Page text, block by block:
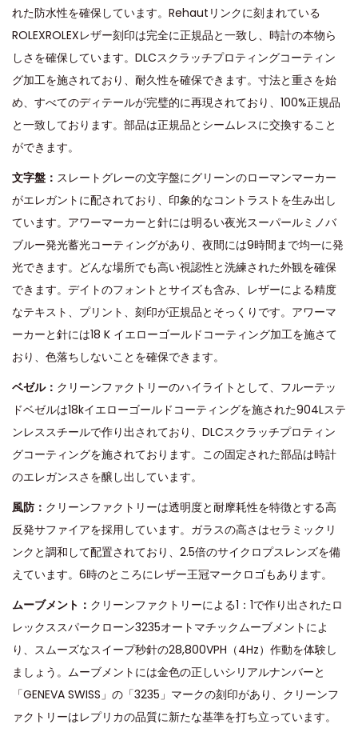
れた防水性を確保しています。Rehautリンクに刻まれている
ROLEXROLEXレザー刻印は完全に正規品と一致し、時計の本物ら
しさを確保しています。DLCスクラッチプロティングコーティン
グ加工を施されており、耐久性を確保できます。寸法と重さを始
め、すべてのディテールが完璧的に再現されており、100%正規品
と一致しております。部品は正規品とシームレスに交換すること
ができます。
文字盤： スレートグレーの文字盤にグリーンのローマンマーカー
がエレガントに配されており、印象的なコントラストを生み出し
ています。アワーマーカーと針には明るい夜光スーパールミノバ
ブルー発光蓄光コーティングがあり、夜間には9時間まで均一に発
光できます。どんな場所でも高い視認性と洗練された外観を確保
できます。デイトのフォントとサイズも含み、レザーによる精度
なテキスト、プリント、刻印が正規品とそっくりです。アワーマ
ーカーと針には18 K イエローゴールドコーティング加工を施さて
おり、色落ちしないことを確保できます。
ベゼル： クリーンファクトリーのハイライトとして、フルーテッ
ドベゼルは18kイエローゴールドコーティングを施された904Lステ
ンレススチールで作り出されており、DLCスクラッチプロティン
グコーティングを施されております。この固定された部品は時計
のエレガンスさを醸し出しています。
風防： クリーンファクトリーは透明度と耐摩耗性を特徴とする高
反発サファイアを採用しています。ガラスの高さはセラミックリ
ンクと調和して配置されており、2.5倍のサイクロプスレンズを備
えています。6時のところにレザー王冠マークロゴもあります。
ムーブメント： クリーンファクトリーによる1：1で作り出されたロ
レックススパークローン3235オートマチックムーブメントによ
り、スムーズなスイープ秒針の28,800VPH（4Hz）作動を体験し
ましょう。ムーブメントには金色の正しいシリアルナンバーと
「GENEVA SWISS」の「3235」マークの刻印があり、クリーンフ
ァクトリーはレプリカの品質に新たな基準を打ち立っています。